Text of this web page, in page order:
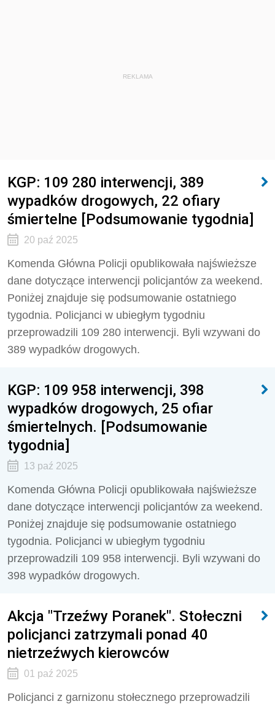
REKLAMA
KGP: 109 280 interwencji, 389
wypadków drogowych, 22 ofiary
śmiertelne [Podsumowanie tygodnia]
20 paź 2025
Komenda Główna Policji opublikowała najświeższe
dane dotyczące interwencji policjantów za weekend.
Poniżej znajduje się podsumowanie ostatniego
tygodnia. Policjanci w ubiegłym tygodniu
przeprowadzili 109 280 interwencji. Byli wzywani do
389 wypadków drogowych.
KGP: 109 958 interwencji, 398
wypadków drogowych, 25 ofiar
śmiertelnych. [Podsumowanie
tygodnia]
13 paź 2025
Komenda Główna Policji opublikowała najświeższe
dane dotyczące interwencji policjantów za weekend.
Poniżej znajduje się podsumowanie ostatniego
tygodnia. Policjanci w ubiegłym tygodniu
przeprowadzili 109 958 interwencji. Byli wzywani do
398 wypadków drogowych.
Akcja "Trzeźwy Poranek". Stołeczni
policjanci zatrzymali ponad 40
nietrzeźwych kierowców
01 paź 2025
Policjanci z garnizonu stołecznego przeprowadzili